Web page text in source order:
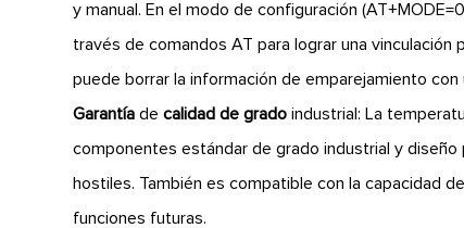
y manual. En el modo de configuración
través de comandos AT para lograr una vinculación
puede borrar la información de emparejamiento
Garantía decalidad de grado industrial: La
componentes estándar de grado industrial y
hostiles. También es compatible con la capacidad
funciones futuras.